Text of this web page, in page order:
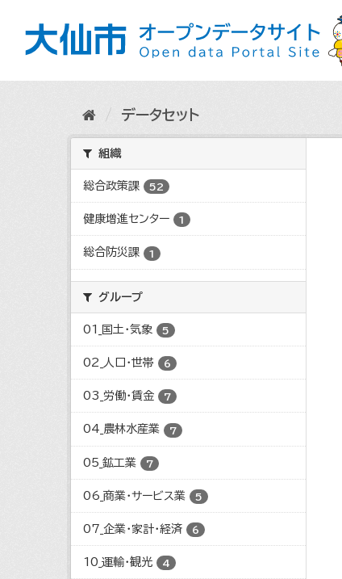
データセット
組織
総合政策課 52
健康増進センター 1
総合防災課 1
グループ
01_国土・気象 5
02_人口・世帯 6
03_労働・賃金 7
04_農林水産業 7
05_鉱工業 7
06_商業・サービス業 5
07_企業・家計・経済 6
10_運輸・観光 4